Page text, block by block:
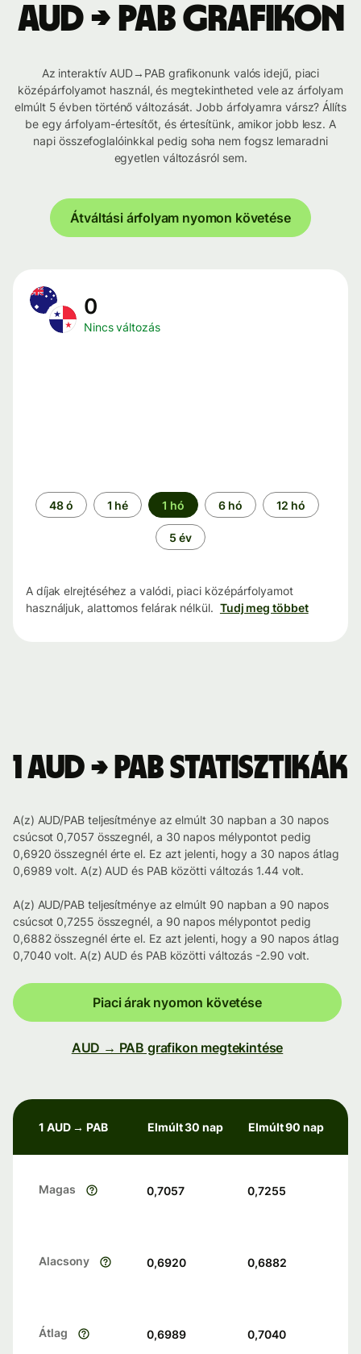
AUD → PAB grafikon
Az interaktív AUD→PAB grafikonunk valós idejű, piaci
középárfolyamot használ, és megtekintheted vele az árfolyam
elmúlt 5 évben történő változását. Jobb árfolyamra vársz? Állíts
be egy árfolyam-értesítőt, és értesítünk, amikor jobb lesz. A
napi összefoglalóinkkal pedig soha nem fogsz lemaradni
egyetlen változásról sem.
Átváltási árfolyam nyomon követése
0
Nincs változás
Időszak
48 ó 1 hé 1 hó 6 hó 12 hó
5 év
A díjak elrejtéséhez a valódi, piaci középárfolyamot
használjuk, alattomos felárak nélkül. Tudj meg többet
1 AUD → PAB statisztikák
A(z) AUD/PAB teljesítménye az elmúlt 30 napban a 30 napos
csúcsot 0,7057 összegnél, a 30 napos mélypontot pedig
0,6920 összegnél érte el. Ez azt jelenti, hogy a 30 napos átlag
0,6989 volt. A(z) AUD és PAB közötti változás 1.44 volt.
A(z) AUD/PAB teljesítménye az elmúlt 90 napban a 90 napos
csúcsot 0,7255 összegnél, a 90 napos mélypontot pedig
0,6882 összegnél érte el. Ez azt jelenti, hogy a 90 napos átlag
0,7040 volt. A(z) AUD és PAB közötti változás -2.90 volt.
Piaci árak nyomon követése
AUD → PAB grafikon megtekintése
1 AUD → PAB Elmúlt 30 nap Elmúlt 90 nap
Magas 0,7057 0,7255
Alacsony 0,6920 0,6882
Átlag 0,6989 0,7040